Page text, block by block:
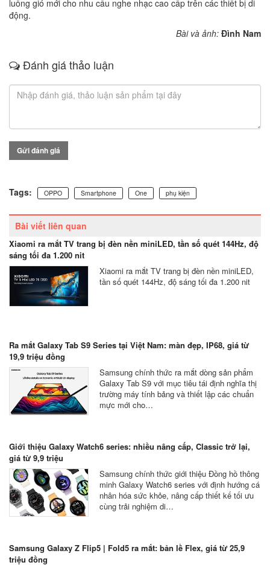
luồng gió mới cho nhu cầu nghe nhạc cao cấp trên các thiết bị di
động.
Bài và ảnh: Đình Nam
Đánh giá thảo luận
Gửi đánh giá
Tags: OPPO Smartphone One phụ kiện
Bài viết liên quan
Xiaomi ra mắt TV trang bị đèn nền miniLED, tần số quét 144Hz, độ
sáng tối đa 1.200 nit
Xiaomi ra mắt TV trang bị đèn nền miniLED,
tần số quét 144Hz, độ sáng tối đa 1.200 nit
Ra mắt Galaxy Tab S9 Series tại Việt Nam: màn đẹp, IP68, giá từ
19,9 triệu đồng
Samsung chính thức ra mắt dòng sản phẩm
Galaxy Tab S9 với mục tiêu tái định nghĩa thị
trường máy tính bảng và thiết lập các chuẩn
mực mới cho…
Giới thiệu Galaxy Watch6 series: nhiều nâng cấp, Classic trở lại,
giá từ 9,9 triệu
Samsung chính thức giới thiệu Đồng hồ thông
minh Galaxy Watch6 series với định hướng cá
nhân hóa sức khỏe, nâng cấp thiết kế tối ưu
cùng trải nghiệm di…
Samsung Galaxy Z Flip5 | Fold5 ra mắt: bản lề Flex, giá từ 25,9
triệu đồng